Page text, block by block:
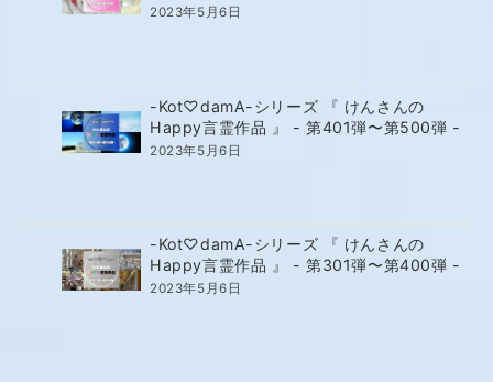
2023年5月6日
-Kot♡damA-シリーズ 『 けんさんの
Happy言霊作品 』 - 第401弾〜第500弾 -
2023年5月6日
-Kot♡damA-シリーズ 『 けんさんの
Happy言霊作品 』 - 第301弾〜第400弾 -
2023年5月6日